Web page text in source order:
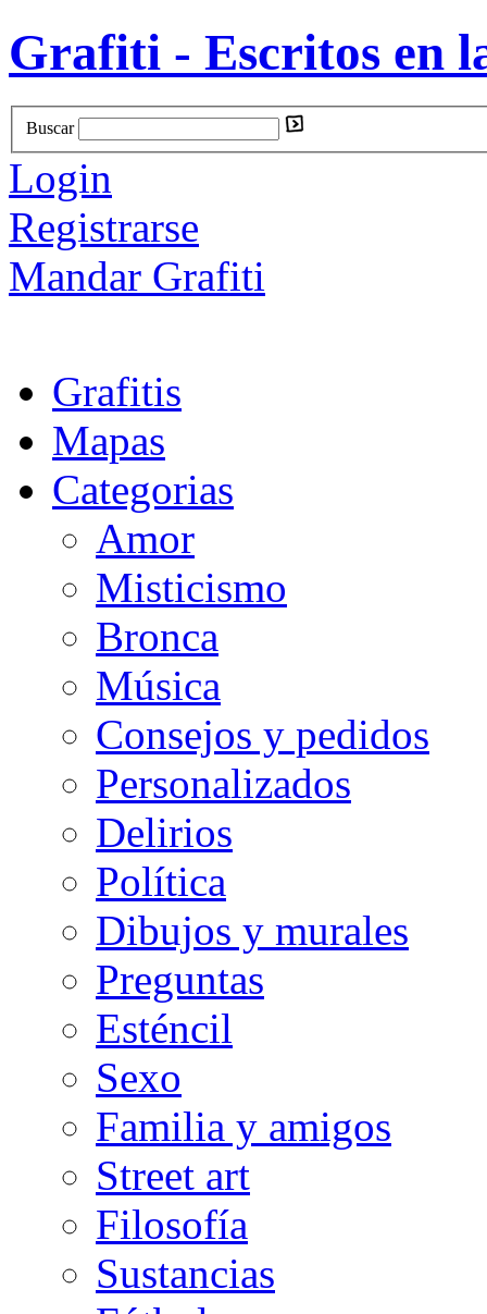
Grafiti - Escritos en
Buscar
Login
Registrarse
Mandar Grafiti
Grafitis
Mapas
Categorias
Amor
Misticismo
Bronca
Música
Consejos y pedidos
Personalizados
Delirios
Política
Dibujos y murales
Preguntas
Esténcil
Sexo
Familia y amigos
Street art
Filosofía
Sustancias